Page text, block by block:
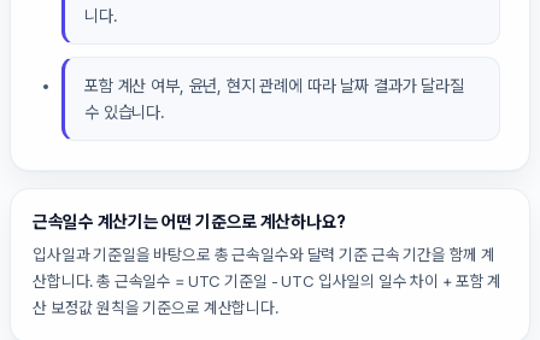
니다.
포함 계산 여부, 윤년, 현지 관례에 따라 날짜 결과가 달라질
수 있습니다.
근속일수 계산기는 어떤 기준으로 계산하나요?
입사일과 기준일을 바탕으로 총 근속일수와 달력 기준 근속 기간을 함께 계
산합니다. 총 근속일수 = UTC 기준일 - UTC 입사일의 일수 차이 + 포함 계
산 보정값 원칙을 기준으로 계산합니다.